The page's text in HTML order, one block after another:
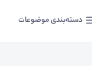
دسته‌بندی موضوعات